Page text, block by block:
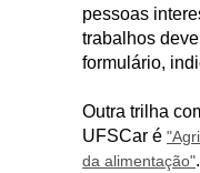
pessoas
trabalhos
formulário,
Outra trilha
UFSCar é
da alimentação"